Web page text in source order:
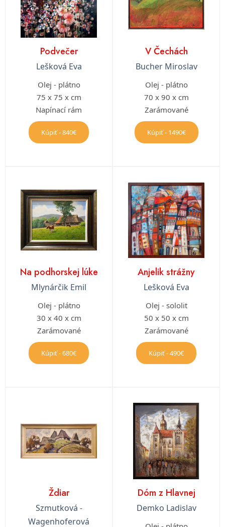
Podvečer
Lešková Eva
Olej - plátno
75 x 75 x cm
Napínací rám
Kúpiť - 840€
V Čechách
Bucher Miroslav
Olej - plátno
70 x 90 x cm
Zarámované
Kúpiť - 1490€
Na podhorskej lúke
Mlynárčik Emil
Olej - plátno
30 x 40 x cm
Zarámované
Kúpiť - 680€
Anjelik strážny
Lešková Eva
Olej - sololit
50 x 50 x cm
Zarámované
Kúpiť - 490€
Ždiar
Szmutková -
Wagenhoferová
Dóm z Hlavnej
Demko Ladislav